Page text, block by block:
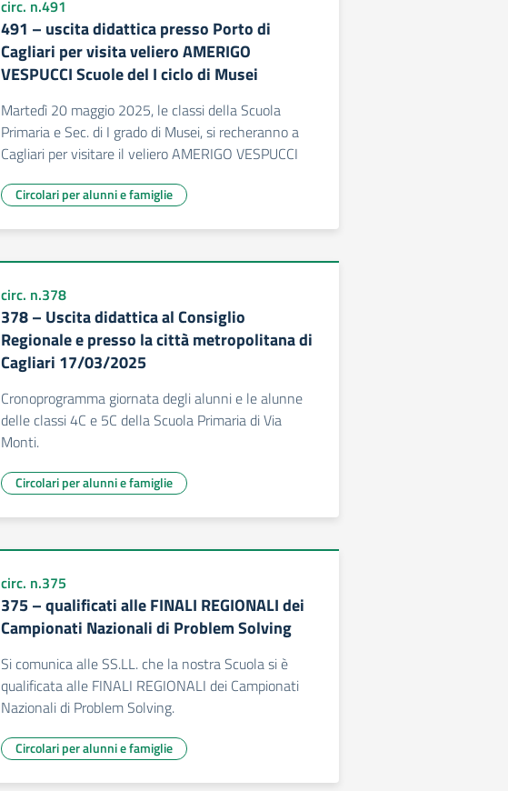
circ. n.491
491 – uscita didattica presso Porto di
Cagliari per visita veliero AMERIGO
VESPUCCI Scuole del I ciclo di Musei
Martedì 20 maggio 2025, le classi della Scuola
Primaria e Sec. di I grado di Musei, si recheranno a
Cagliari per visitare il veliero AMERIGO VESPUCCI
Circolari per alunni e famiglie
circ. n.378
378 – Uscita didattica al Consiglio
Regionale e presso la città metropolitana di
Cagliari 17/03/2025
Cronoprogramma giornata degli alunni e le alunne
delle classi 4C e 5C della Scuola Primaria di Via
Monti.
Circolari per alunni e famiglie
circ. n.375
375 – qualificati alle FINALI REGIONALI dei
Campionati Nazionali di Problem Solving
Si comunica alle SS.LL. che la nostra Scuola si è
qualificata alle FINALI REGIONALI dei Campionati
Nazionali di Problem Solving.
Circolari per alunni e famiglie